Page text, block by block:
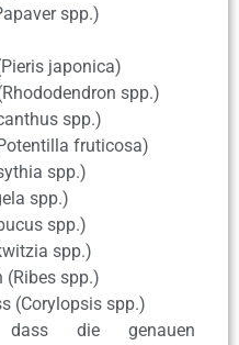
spp.)
japonica)
spp.)
spp.)
fruticosa)
spp.)
spp.)
spp.)
spp.)
(Ribes spp.)
(Corylopsis spp.)
die genauen